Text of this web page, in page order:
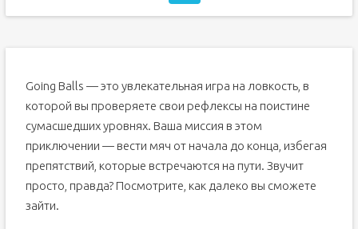
Going Balls — это увлекательная игра на ловкость, в
которой вы проверяете свои рефлексы на поистине
сумасшедших уровнях. Ваша миссия в этом
приключении — вести мяч от начала до конца, избегая
препятствий, которые встречаются на пути. Звучит
просто, правда? Посмотрите, как далеко вы сможете
зайти.